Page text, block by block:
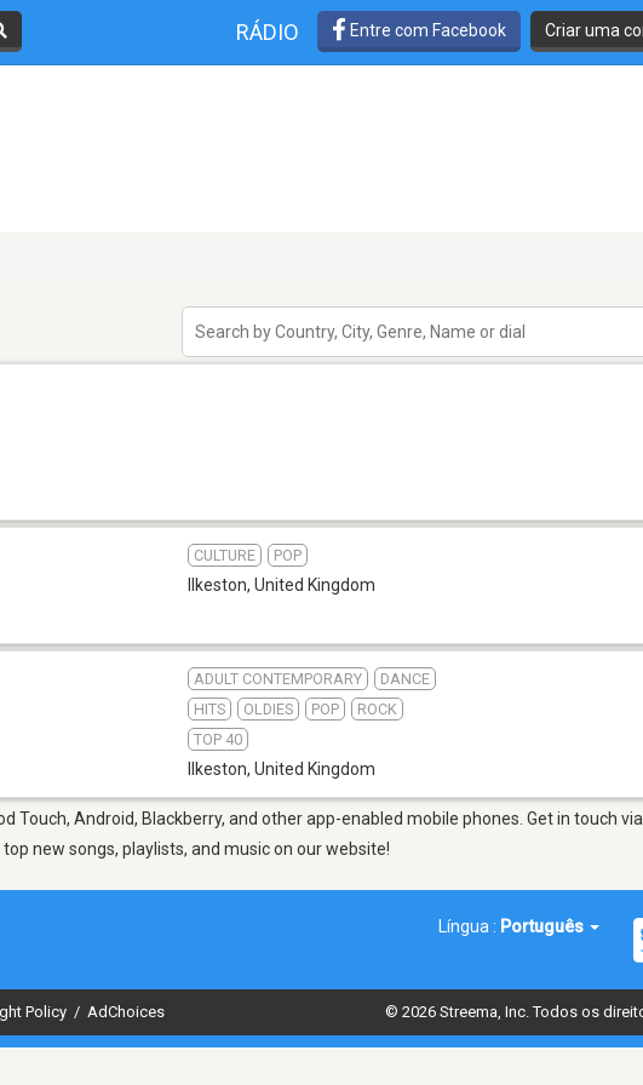
RÁDIO Entre com Facebook Criar uma
CULTURE POP
Ilkeston, United Kingdom
ADULT CONTEMPORARY
DANCE
HITS
OLDIES POP
ROCK
TOP 40
Ilkeston, United Kingdom
Touch, Android, Blackberry, and other app-enabled mobile phones. Get in touch
new songs, playlists, and music on our website!
Língua : Português
Policy / AdChoices © 2026 Streema, Inc. Todos os